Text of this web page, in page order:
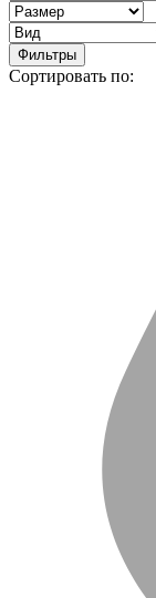
Фильтры
Сортировать по: